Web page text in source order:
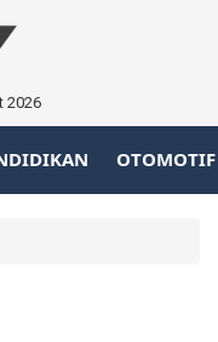
2026
OTOMOTIF